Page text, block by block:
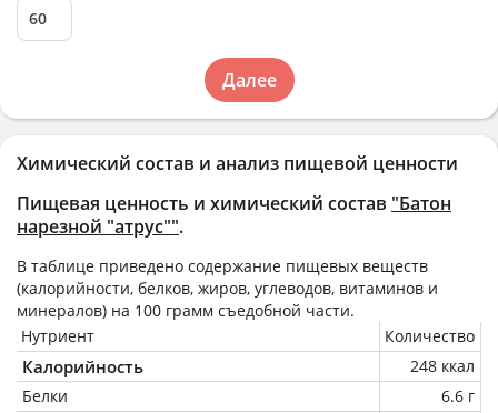
Химический состав и анализ пищевой ценности
Пищевая ценность и химический состав "Батон
нарезной "атрус"".
В таблице приведено содержание пищевых веществ
(калорийности, белков, жиров, углеводов, витаминов и
минералов) на 100 грамм съедобной части.
Нутриент
Количество
Калорийность
248 ккал
Белки
6.6 г
Далее